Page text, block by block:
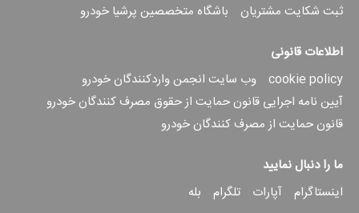
ثبت شکایت مشتریان
باشگاه متخصصین پرشیا خودرو
اطلاعات قانونی
cookie policy وب سایت انجمن واردکنندگان خودرو
آیین نامه اجرایی قانون حمایت از حقوق مصرف کنندگان خودرو
قانون حمایت از مصرف کنندگان خودرو
ما را دنبال نمایید
اینستاگرام آپارات تلگرام بله